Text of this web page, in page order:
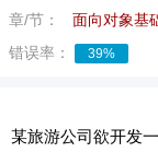
章/节：
面向对象基
错误率：
39%
某旅游公司欲开发